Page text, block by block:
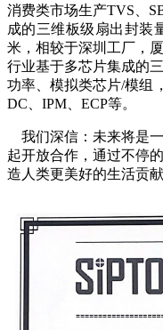
消费类市场生产TVS、
成的三维板级扇出封装
米，相较于深圳工厂，
行业基于多芯片集成的
功率、模拟类芯片/模组
DC、IPM、ECP等。
我们深信：未来将是
起开放合作，通过不停
造人类更美好的生活贡献